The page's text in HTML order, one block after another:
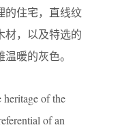
的住宅，直线纹
材，以及特选的
暖的灰色。
heritage of the
of an